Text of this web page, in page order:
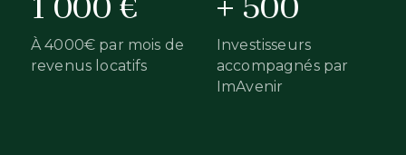
À 4000€ par mois de
revenus locatifs
Investisseurs
accompagnés par
ImAvenir